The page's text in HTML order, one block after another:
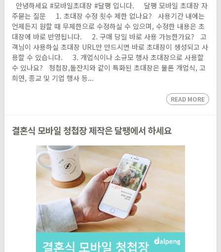
안녕하세요 #모바일초대장 #달팽 ​입니다. 달팽 모바일 초대장 자
주묻는 질문 1. 초대장 수정 횟수 제한 없나요? 사용기간 내에는
언제든지 원할 때 무제한으로 수정하실 수 있으며, 수정한 내용은 초
대장에 바로 반영됩니다. 2. 구매 당일 바로 사용 가능한가요? 고
객님이 사용하실 초대장 URL만 만드시면 바로 초대장이 생성되고 사
용할 수 있습니다. 3. 개업식이나 소규모 행사 초대장으로 사용할
수 있나요? 청첩장,돌잔치와 같이 특화된 초대장은 물론 개업식, 고
희연, 종교 및 기업 행사 등...
READ MORE
결혼식 모바일 청첩장 제작은 달팽에서 하세요